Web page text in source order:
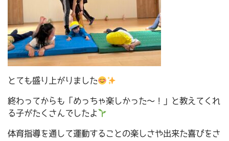
とても盛り上がりました
終わってからも「めっちゃ楽しかった～！」と教えてくれ
る子がたくさんでしたよ
体育指導を通して運動することの楽しさや出来た喜びをさ